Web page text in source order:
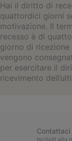
Hai il diritto di
quattordici giorni
motivazione. Il
recesso è di
giorno di
vengono
per esercitare il
ricevimento
Contattaci
Iscriviti alla